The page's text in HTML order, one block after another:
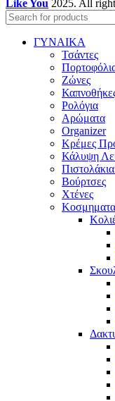
Like You 2025. All
ΓΥΝΑΙΚΑ
Τσάντες
Ζώνες
Ρολόγια
Αρώματα
Organizer
Κρέμες
Κάλυψη
Βούρτσες
Χτένες
Κοσμηματα